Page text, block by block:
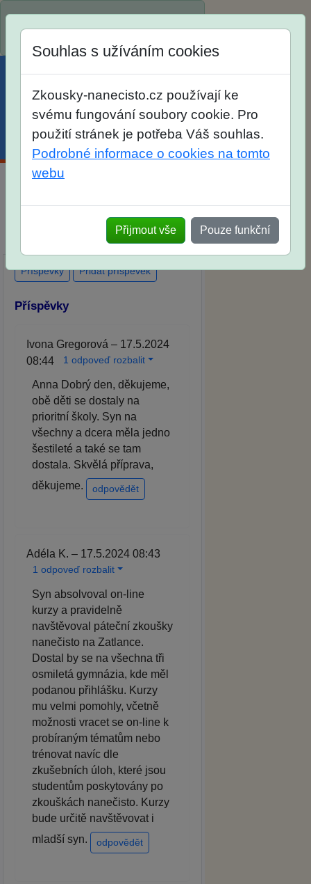
Menu Účet Košík
na SŠ? Vaše ohlasy po skutečných
přijímacích zkouškách
Souhlas s užíváním cookies
Zkousky-nanecisto.cz používají ke
svému fungování soubory cookie. Pro
použití stránek je potřeba Váš souhlas.
Podrobné informace o cookies na tomto
webu
Přijmout vše Pouze funkční
Příspěvky Přidat příspěvek
Příspěvky
Ivona Gregorová – 17.5.2024
08:44
1 odpoveď rozbalit
Anna Dobrý den, děkujeme,
obě děti se dostaly na
prioritní školy. Syn na
všechny a dcera měla jedno
šestileté a také se tam
dostala. Skvělá příprava,
děkujeme.
odpovědět
Adéla K. – 17.5.2024 08:43
1 odpoveď rozbalit
Syn absolvoval on-line
kurzy a pravidelně
navštěvoval páteční zkoušky
nanečisto na Zatlance.
Dostal by se na všechna tři
osmiletá gymnázia, kde měl
podanou přihlášku. Kurzy
mu velmi pomohly, včetně
možnosti vracet se on-line k
probíraným tématům nebo
trénovat navíc dle
zkušebních úloh, které jsou
studentům poskytovány po
zkouškách nanečisto. Kurzy
bude určitě navštěvovat i
mladší syn.
odpovědět